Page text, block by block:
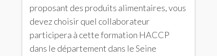
proposant des produits alimentaires, vous
devez choisir quel collaborateur
participera à cette formation HACCP
dans le département dans le Seine